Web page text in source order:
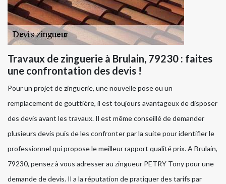
Travaux de zinguerie à Brulain, 79230 : faites
une confrontation des devis !
Pour un projet de zinguerie, une nouvelle pose ou un
remplacement de gouttière, il est toujours avantageux de disposer
des devis avant les travaux. Il est même conseillé de demander
plusieurs devis puis de les confronter par la suite pour identifier le
professionnel qui propose le meilleur rapport qualité prix. A Brulain,
79230, pensez à vous adresser au zingueur PETRY Tony pour une
demande de devis. Il a la réputation de pratiquer des tarifs par